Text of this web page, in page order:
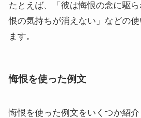
たとえば、「彼は悔恨の念に駆
恨の気持ちが消えない」などの
ます。
悔恨を使った例文
悔恨を使った例文をいくつか紹介